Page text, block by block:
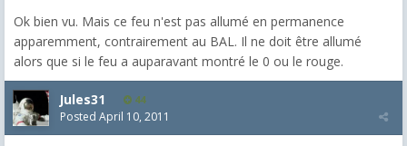
Ok bien vu. Mais ce feu n'est pas allumé en permanence
apparemment, contrairement au BAL. Il ne doit être allumé
alors que si le feu a auparavant montré le 0 ou le rouge.
Jules31 44
Posted April 10, 2011